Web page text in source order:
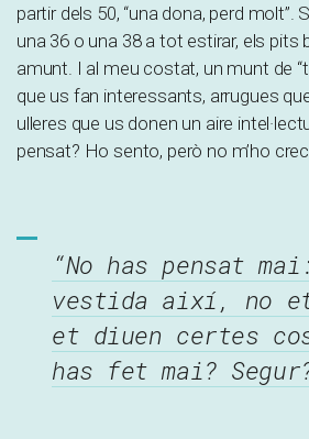
partir dels 50, “una dona, perd molt”.
una 36 o una 38 a tot estirar, els pits
amunt. I al meu costat, un munt de
que us fan interessants, arrugues
ulleres que us donen un aire
pensat? Ho sento, però no m’ho
“No has pensat
vestida així, no
et diuen certes
has fet mai?